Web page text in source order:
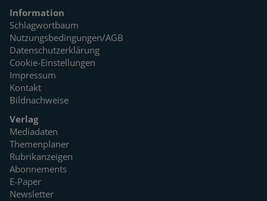
Information
Schlagwortbaum
Nutzungsbedingungen/AGB
Datenschutzerklärung
Cookie-Einstellungen
Impressum
Kontakt
Bildnachweise
Verlag
Mediadaten
Themenplaner
Rubrikanzeigen
Abonnements
E-Paper
Newsletter